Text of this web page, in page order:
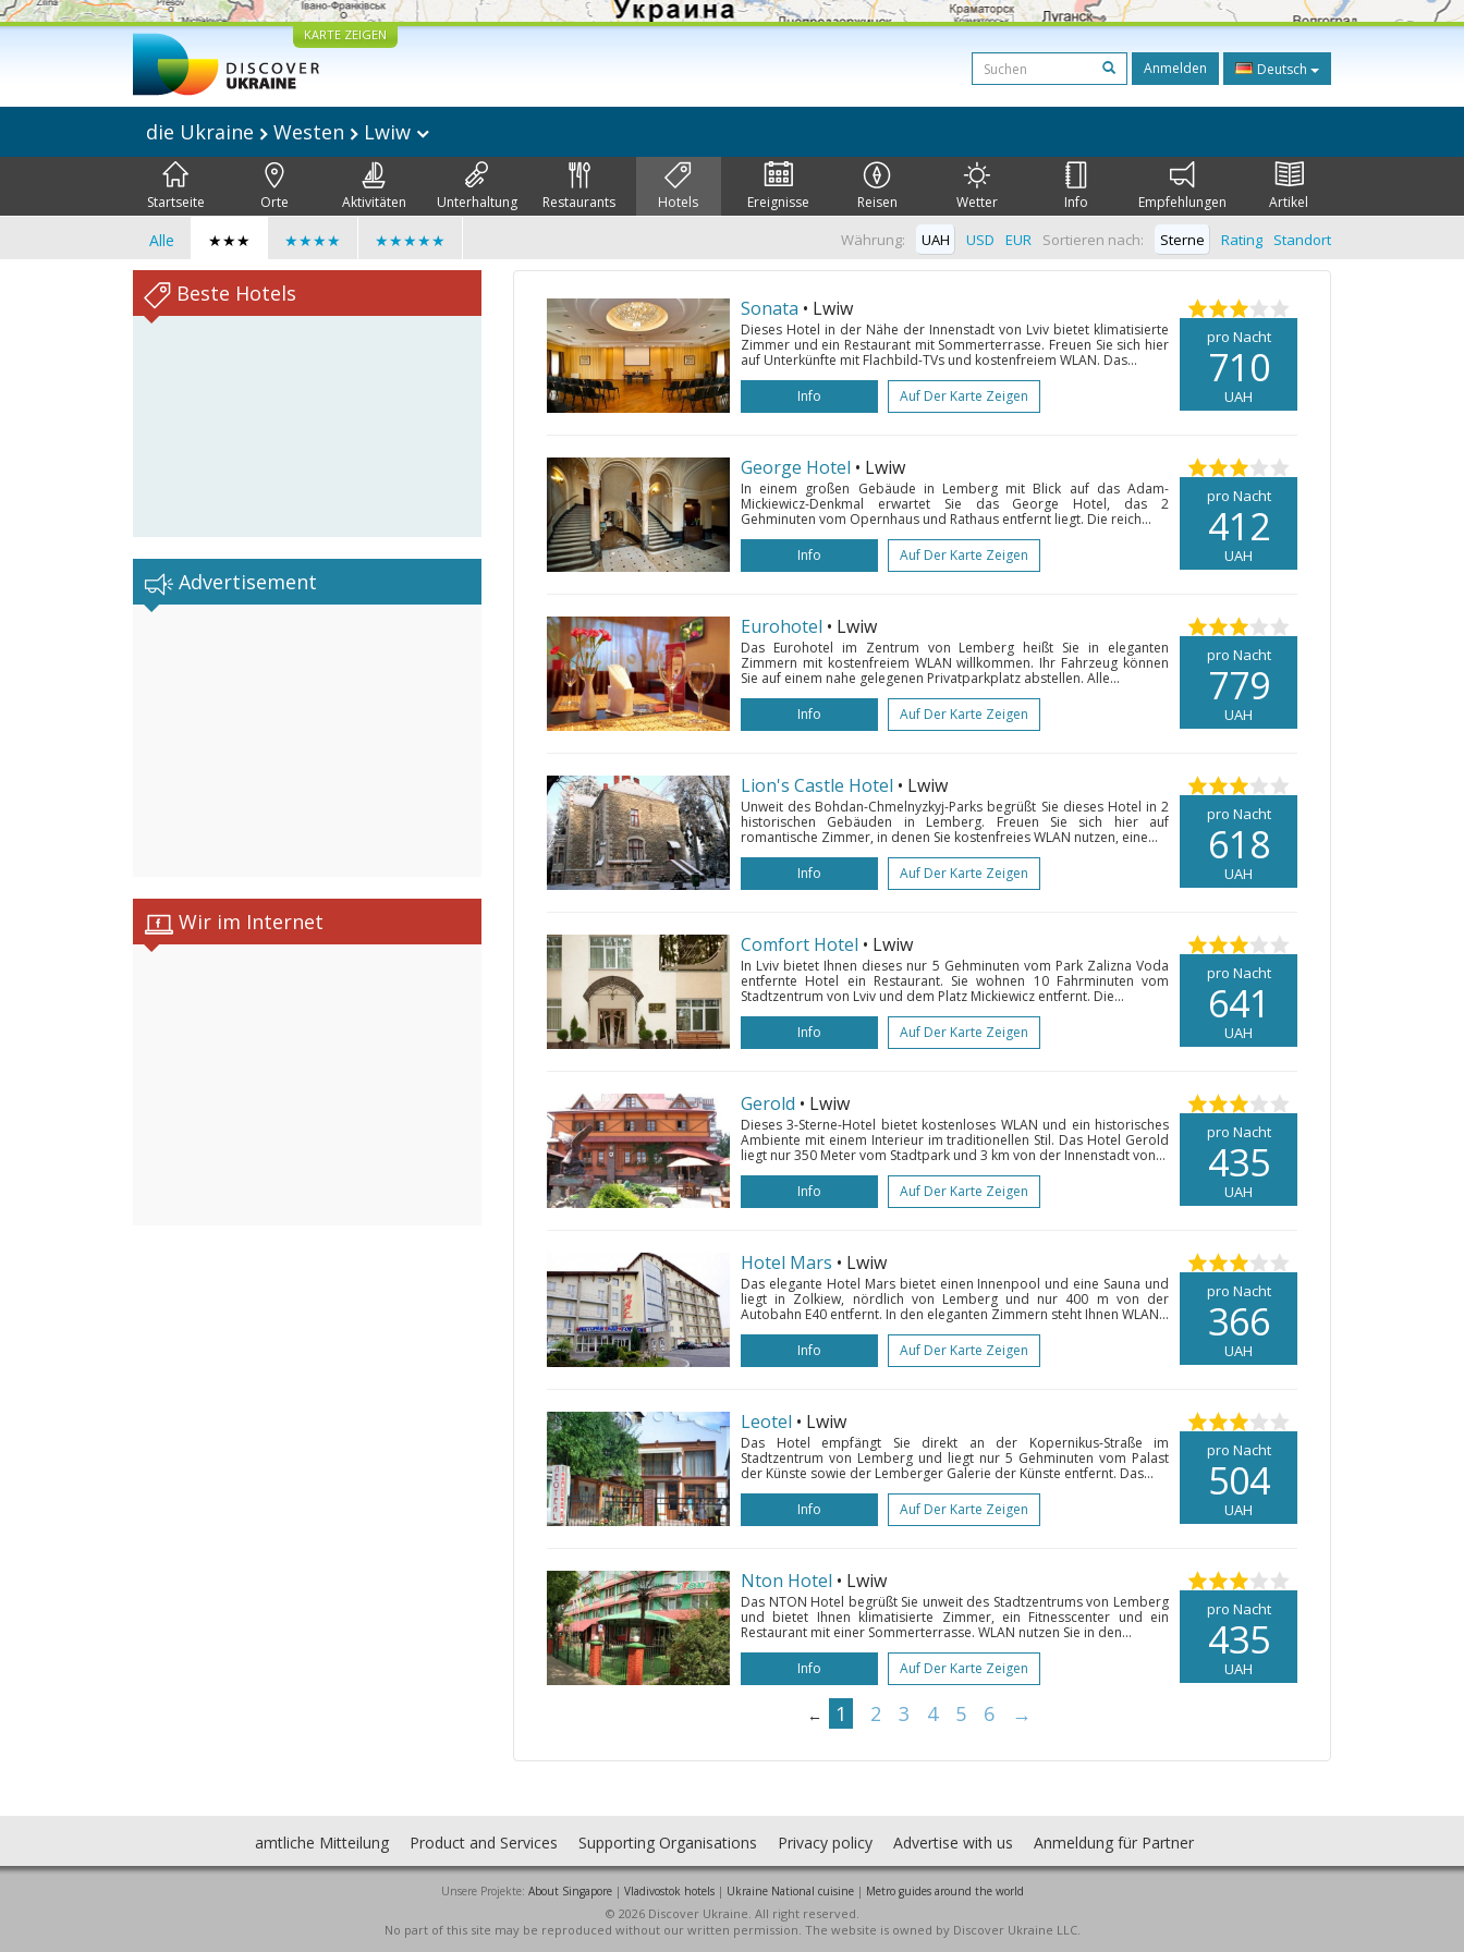
KARTE ZEIGEN
Anmelden Deutsch
die Ukraine Westen Lwiw
Startseite Orte Aktivitäten Unterhaltung Restaurants Hotels Ereignisse Reisen Wetter Info Empfehlungen Artikel
Alle ★★★ ★★★★ ★★★★★ Sortieren nach: Sterne Rating Standort
Währung: UAH USD EUR
Beste Hotels
Advertisement
Wir im Internet
pro Nacht
710
UAH
Sonata • Lwiw
Dieses Hotel in der Nähe der Innenstadt von Lviv bietet klimatisierte
Zimmer und ein Restaurant mit Sommerterrasse. Freuen Sie sich hier
auf Unterkünfte mit Flachbild-TVs und kostenfreiem WLAN. Das...
Info
Auf Der Karte Zeigen
pro Nacht
412
UAH
George Hotel • Lwiw
In einem großen Gebäude in Lemberg mit Blick auf das Adam-
Mickiewicz-Denkmal erwartet Sie das George Hotel, das 2
Gehminuten vom Opernhaus und Rathaus entfernt liegt. Die reich...
Info
Auf Der Karte Zeigen
pro Nacht
779
UAH
Eurohotel • Lwiw
Das Eurohotel im Zentrum von Lemberg heißt Sie in eleganten
Zimmern mit kostenfreiem WLAN willkommen. Ihr Fahrzeug können
Sie auf einem nahe gelegenen Privatparkplatz abstellen. Alle...
Info
Auf Der Karte Zeigen
pro Nacht
618
UAH
Lion's Castle Hotel • Lwiw
Unweit des Bohdan-Chmelnyzkyj-Parks begrüßt Sie dieses Hotel in 2
historischen Gebäuden in Lemberg. Freuen Sie sich hier auf
romantische Zimmer, in denen Sie kostenfreies WLAN nutzen, eine...
Info
Auf Der Karte Zeigen
pro Nacht
641
UAH
Comfort Hotel • Lwiw
In Lviv bietet Ihnen dieses nur 5 Gehminuten vom Park Zalizna Voda
entfernte Hotel ein Restaurant. Sie wohnen 10 Fahrminuten vom
Stadtzentrum von Lviv und dem Platz Mickiewicz entfernt. Die...
Info
Auf Der Karte Zeigen
pro Nacht
435
UAH
Gerold • Lwiw
Dieses 3-Sterne-Hotel bietet kostenloses WLAN und ein historisches
Ambiente mit einem Interieur im traditionellen Stil. Das Hotel Gerold
liegt nur 350 Meter vom Stadtpark und 3 km von der Innenstadt von...
Info
Auf Der Karte Zeigen
pro Nacht
366
UAH
Hotel Mars • Lwiw
Das elegante Hotel Mars bietet einen Innenpool und eine Sauna und
liegt in Zolkiew, nördlich von Lemberg und nur 400 m von der
Autobahn E40 entfernt. In den eleganten Zimmern steht Ihnen WLAN...
Info
Auf Der Karte Zeigen
pro Nacht
504
UAH
Leotel • Lwiw
Das Hotel empfängt Sie direkt an der Kopernikus-Straße im
Stadtzentrum von Lemberg und liegt nur 5 Gehminuten vom Palast
der Künste sowie der Lemberger Galerie der Künste entfernt. Das...
Info
Auf Der Karte Zeigen
pro Nacht
435
UAH
Nton Hotel • Lwiw
Das NTON Hotel begrüßt Sie unweit des Stadtzentrums von Lemberg
und bietet Ihnen klimatisierte Zimmer, ein Fitnesscenter und ein
Restaurant mit einer Sommerterrasse. WLAN nutzen Sie in den...
Info
Auf Der Karte Zeigen
← 1 2 3 4 5 6 →
amtliche Mitteilung Product and Services Supporting Organisations Privacy policy Advertise with us Anmeldung für Partner
Unsere Projekte: About Singapore| Vladivostok hotels| Ukraine National cuisine| Metro guides around the world
© 2026 Discover Ukraine. All right reserved.
No part of this site may be reproduced without our written permission. The website is owned by Discover Ukraine LLC.